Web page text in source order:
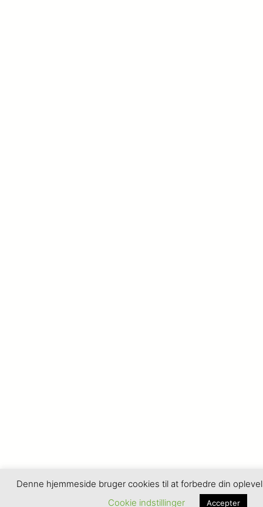
Denne hjemmeside bruger cookies til at forbedre din
Cookie indstillinger
Accepter